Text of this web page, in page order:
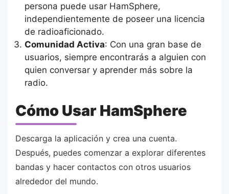
persona puede usar HamSphere,
independientemente de poseer una licencia
de radioaficionado.
Comunidad Activa: Con una gran base de
usuarios, siempre encontrarás a alguien con
quien conversar y aprender más sobre la
radio.
Cómo Usar HamSphere
Descarga la aplicación y crea una cuenta.
Después, puedes comenzar a explorar diferentes
bandas y hacer contactos con otros usuarios
alrededor del mundo.